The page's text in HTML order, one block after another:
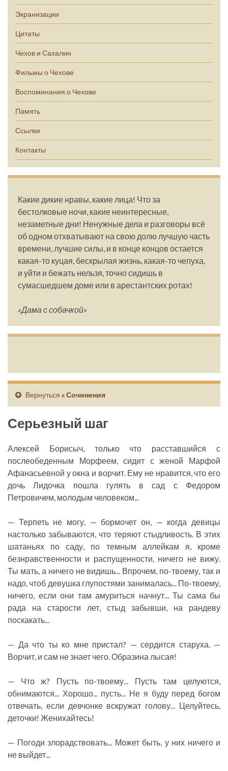
Экранизации
Цитаты
Чехов и Сахалин
Фильмы о Чехове
Воспоминания о Чехове
Память
Ссылки
Контакты
Какие дикие нравы, какие лица! Что за
бестолковые ночи, какие неинтересные,
незаметные дни! Ненужные дела и разговоры всё
об одном отхватывают на свою долю лучшую часть
времени, лучшие силы, и в конце концов остается
какая-то куцая, бескрылая жизнь, какая-то чепуха,
и уйти и бежать нельзя, точно сидишь в
сумасшедшем доме или в арестантских ротах!
«Дама с собачкой»
Вернуться кСочинения
Серьезный шаг
Алексей Борисыч, только что расставшийся с
послеобеденным Морфеем, сидит с женой Марфой
Афанасьевной у окна и ворчит. Ему не нравится, что его
дочь Лидочка пошла гулять в сад с Федором
Петровичем, молодым человеком...
— Терпеть не могу, — бормочет он, — когда девицы
настолько забываются, что теряют стыдливость. В этих
шатаньях по саду, по темным аллейкам я, кроме
безнравственности и распущенности, ничего не вижу.
Ты мать, а ничего не видишь... Впрочем, по-твоему, так и
надо, чтоб девушка глупостями занималась... По-твоему,
ничего, если они там амуриться начнут... Ты сама бы
рада на старости лет, стыд забывши, на рандеву
поскакать...
— Да что ты ко мне пристал? — сердится старуха. —
Ворчит, и сам не знает чего. Образина лысая!
— Что ж? Пусть по-твоему... Пусть там целуются,
обнимаются... Хорошо... пусть... Не я буду перед богом
отвечать, если девчонке вскружат голову... Целуйтесь,
деточки! Женихайтесь!
— Погоди злорадствовать... Может быть, у них ничего и
не выйдет...